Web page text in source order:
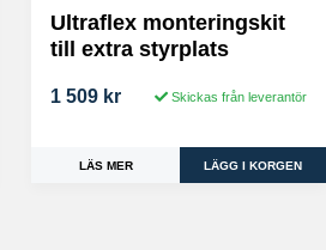
Ultraflex monteringskit
till extra styrplats
1 509 kr Skickas från leverantör
LÄS MER